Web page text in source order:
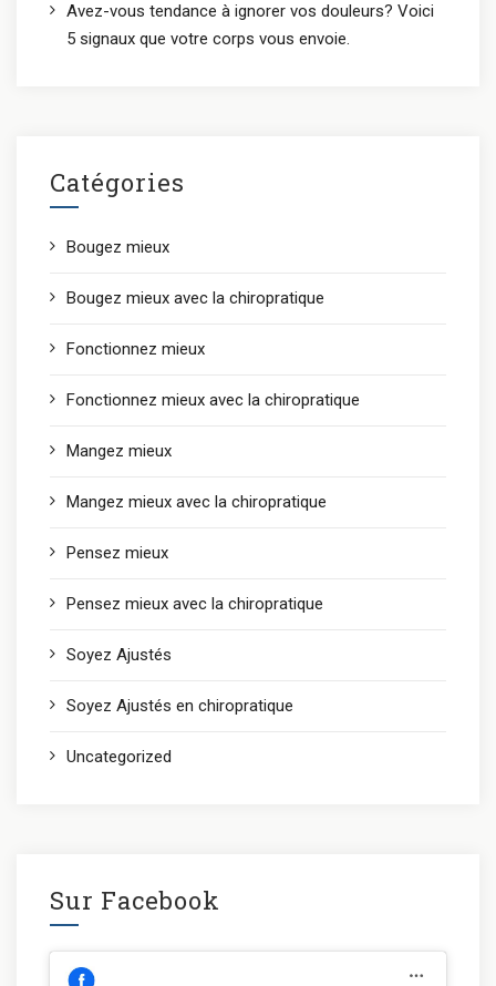
Avez-vous tendance à ignorer vos douleurs? Voici
5 signaux que votre corps vous envoie.
Catégories
Bougez mieux
Bougez mieux avec la chiropratique
Fonctionnez mieux
Fonctionnez mieux avec la chiropratique
Mangez mieux
Mangez mieux avec la chiropratique
Pensez mieux
Pensez mieux avec la chiropratique
Soyez Ajustés
Soyez Ajustés en chiropratique
Uncategorized
Sur Facebook